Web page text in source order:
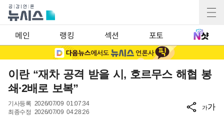
메인 랭킹 섹션 포토
이란 “재차 공격 받을 시, 호르무스 해협 봉
쇄·2배로 보복”
기사등록 2026/07/09 01:07:34
최종수정 2026/07/09 04:28:26
가가